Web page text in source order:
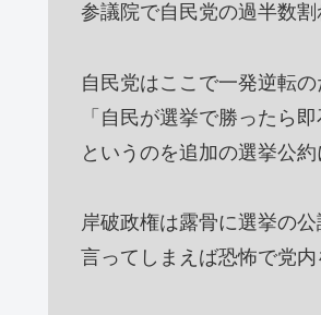
参議院で自民党の過半数
自民党はここで一発逆転の
「自民が選挙で勝ったら
というのを追加の選挙公
岸破政権は露骨に選挙の
言ってしまえば恐怖で党内